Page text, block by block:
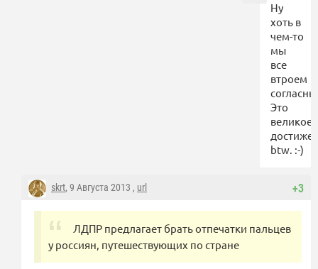
Ну
хоть в
чем-то
мы
все
втроем
Это
великое
btw. :-)
+3
skrt, 9 Августа 2013 , url
ЛДПР предлагает брать отпечатки пальцев
у россиян, путешествующих по стране